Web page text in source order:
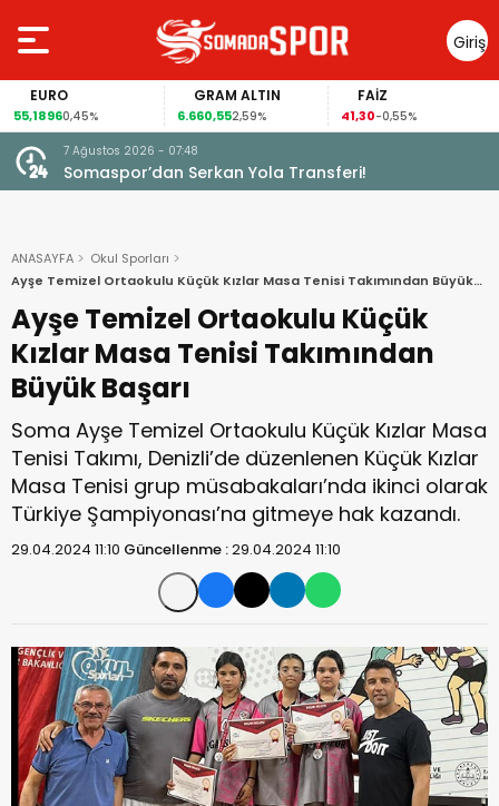
Giriş
Yap
0,45%
GRAM ALTIN
6.660,552,59%
FAİZ
41,30 -0,55%
7 Ağustos 2026 - 07:48
Somaspor’dan Serkan Yola Transferi!
ANASAYFA
Okul Sporları
Ayşe Temizel Ortaokulu Küçük Kızlar Masa Tenisi Takımından Büyük
Ayşe Temizel Ortaokulu Küçük
Kızlar Masa Tenisi Takımından
Büyük Başarı
Soma Ayşe Temizel Ortaokulu Küçük Kızlar Masa
Tenisi Takımı, Denizli’de düzenlenen Küçük Kızlar
Masa Tenisi grup müsabakaları’nda ikinci olarak
Türkiye Şampiyonası’na gitmeye hak kazandı.
29.04.2024 11:10 Güncellenme :29.04.2024 11:10